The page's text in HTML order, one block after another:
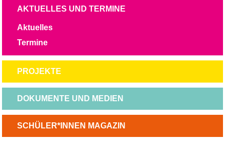
NAVIGATION
AKTUELLES UND TERMINE
Aktuelles
Termine
NAVIGATION
ÜBERSPRINGEN
PROJEKTE
NAVIGATION
ÜBERSPRINGEN
DOKUMENTE UND MEDIEN
NAVIGATION
ÜBERSPRINGEN
SCHÜLER*INNEN MAGAZIN